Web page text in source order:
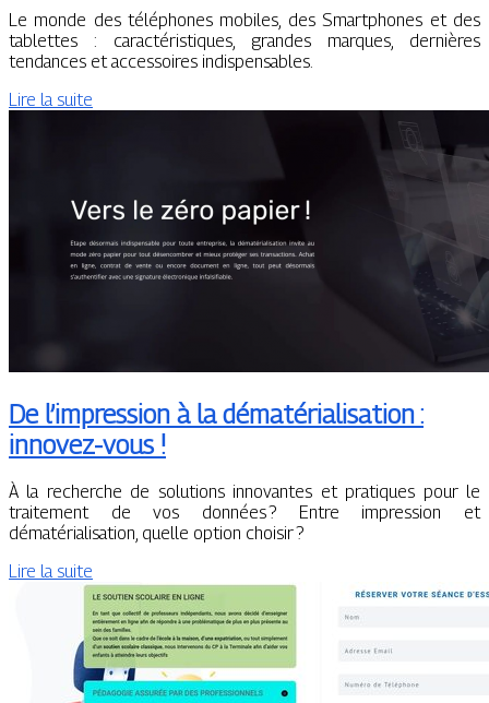
Le monde des téléphones mobiles, des Smartphones et des
tablettes : caractéristiques, grandes marques, dernières
tendances et accessoires indispensables.
Lire la suite
De l’impression à la dématérialisation :
innovez-vous !
À la recherche de solutions innovantes et pratiques pour le
traitement de vos données ? Entre impression et
dématérialisation, quelle option choisir ?
Lire la suite